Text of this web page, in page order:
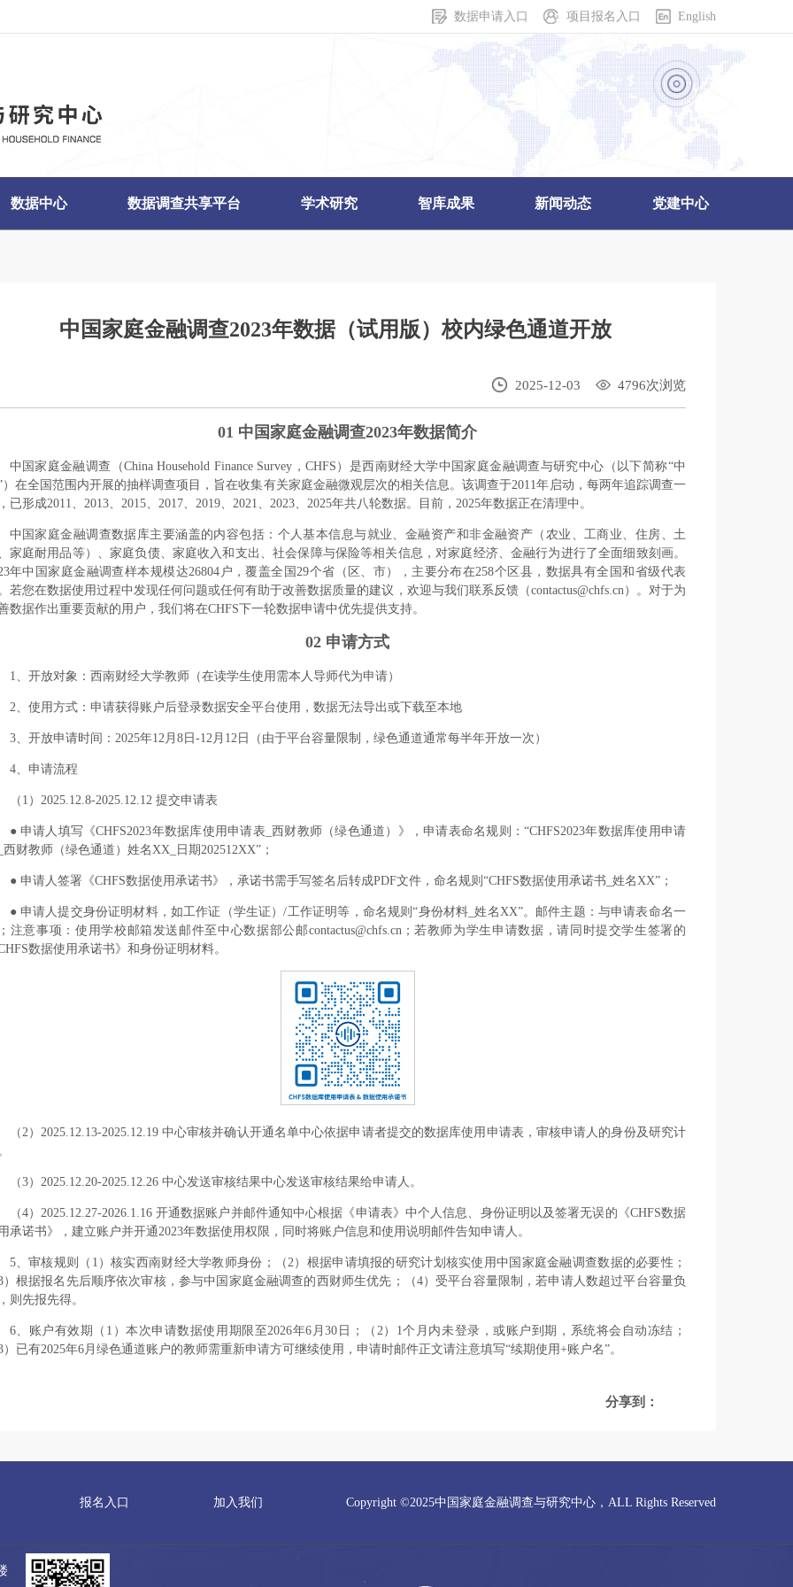
数据申请入口 项目报名入口 English
数据中心 数据调查共享平台 学术研究 智库成果 新闻动态 党建中心
中国家庭金融调查2023年数据（试用版）校内绿色通道开放
2025-12-03 4796次浏览
01 中国家庭金融调查2023年数据简介
中国家庭金融调查（China Household Finance Survey，CHFS）是西南财经大学中国家庭金融调查与研究中心（以下简称“中
）在全国范围内开展的抽样调查项目，旨在收集有关家庭金融微观层次的相关信息。该调查于2011年启动，每两年追踪调查一
已形成2011、2013、2015、2017、2019、2021、2023、2025年共八轮数据。目前，2025年数据正在清理中。
中国家庭金融调查数据库主要涵盖的内容包括：个人基本信息与就业、金融资产和非金融资产（农业、工商业、住房、土
家庭耐用品等）、家庭负债、家庭收入和支出、社会保障与保险等相关信息，对家庭经济、金融行为进行了全面细致刻画。
年中国家庭金融调查样本规模达26804户，覆盖全国29个省（区、市），主要分布在258个区县，数据具有全国和省级代表
若您在数据使用过程中发现任何问题或任何有助于改善数据质量的建议，欢迎与我们联系反馈（contactus@chfs.cn）。对于为
数据作出重要贡献的用户，我们将在CHFS下一轮数据申请中优先提供支持。
02 申请方式
1、开放对象：西南财经大学教师（在读学生使用需本人导师代为申请）
2、使用方式：申请获得账户后登录数据安全平台使用，数据无法导出或下载至本地
3、开放申请时间：2025年12月8日-12月12日（由于平台容量限制，绿色通道通常每半年开放一次）
4、申请流程
（1）2025.12.8-2025.12.12 提交申请表
● 申请人填写《CHFS2023年数据库使用申请表_西财教师（绿色通道）》，申请表命名规则：“CHFS2023年数据库使用申请
西财教师（绿色通道）姓名XX_日期202512XX”；
● 申请人签署《CHFS数据使用承诺书》，承诺书需手写签名后转成PDF文件，命名规则“CHFS数据使用承诺书_姓名XX”；
● 申请人提交身份证明材料，如工作证（学生证）/工作证明等，命名规则“身份材料_姓名XX”。邮件主题：与申请表命名一
注意事项：使用学校邮箱发送邮件至中心数据部公邮contactus@chfs.cn；若教师为学生申请数据，请同时提交学生签署的
CHFS数据使用承诺书》和身份证明材料。
（2）2025.12.13-2025.12.19 中心审核并确认开通名单中心依据申请者提交的数据库使用申请表，审核申请人的身份及研究计
（3）2025.12.20-2025.12.26 中心发送审核结果中心发送审核结果给申请人。
（4）2025.12.27-2026.1.16 开通数据账户并邮件通知中心根据《申请表》中个人信息、身份证明以及签署无误的《CHFS数据
承诺书》，建立账户并开通2023年数据使用权限，同时将账户信息和使用说明邮件告知申请人。
5、审核规则（1）核实西南财经大学教师身份；（2）根据申请填报的研究计划核实使用中国家庭金融调查数据的必要性；
3）根据报名先后顺序依次审核，参与中国家庭金融调查的西财师生优先；（4）受平台容量限制，若申请人数超过平台容量负
则先报先得。
6、账户有效期（1）本次申请数据使用期限至2026年6月30日；（2）1个月内未登录，或账户到期，系统将会自动冻结；
3）已有2025年6月绿色通道账户的教师需重新申请方可继续使用，申请时邮件正文请注意填写“续期使用+账户名”。
分享到：
报名入口 加入我们 Copyright ©2025中国家庭金融调查与研究中心，ALL Rights Reserved